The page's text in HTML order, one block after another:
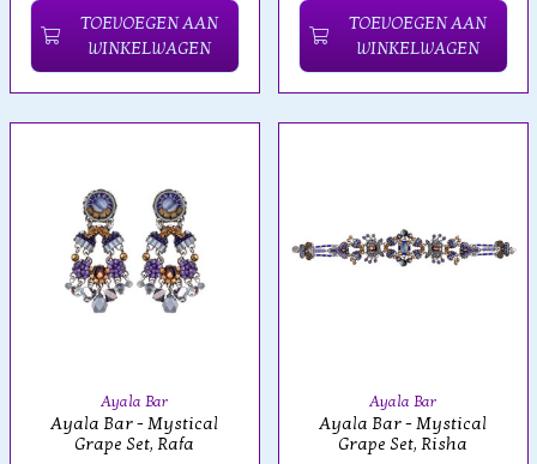
TOEVOEGEN AAN
WINKELWAGEN
TOEVOEGEN AAN
WINKELWAGEN
Ayala Bar
Ayala Bar - Mystical
Grape Set, Rafa
Ayala Bar
Ayala Bar - Mystical
Grape Set, Risha